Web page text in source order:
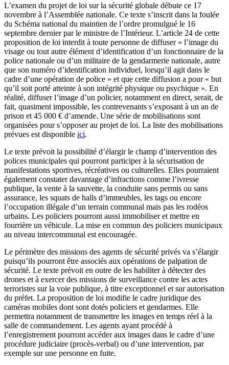
L’examen du projet de loi sur la sécurité globale débute ce 17
novembre à l’Assemblée nationale. Ce texte s’inscrit dans la foulée
du Schéma national du maintien de l’ordre promulgué le 16
septembre dernier par le ministre de l’Intérieur. L’article 24 de cette
proposition de loi interdit à toute personne de diffuser « l’image du
visage ou tout autre élément d’identification d’un fonctionnaire de la
police nationale ou d’un militaire de la gendarmerie nationale, autre
que son numéro d’identification individuel, lorsqu’il agit dans le
cadre d’une opération de police » et que cette diffusion a pour « but
qu’il soit porté atteinte à son intégrité physique ou psychique ». En
réalité, diffuser l’image d’un policier, notamment en direct, serait, de
fait, quasiment impossible, les contrevenants s’exposant à un an de
prison et 45 000 € d’amende. Une série de mobilisations sont
organisées pour s’opposer au projet de loi. La liste des mobilisations
prévues est disponible ici.
Le texte prévoit la possibilité d’élargir le champ d’intervention des
polices municipales qui pourront participer à la sécurisation de
manifestations sportives, récréatives ou culturelles. Elles pourraient
également constater davantage d’infractions comme l’ivresse
publique, la vente à la sauvette, la conduite sans permis ou sans
assurance, les squats de halls d’immeubles, les tags ou encore
l’occupation illégale d’un terrain communal mais pas les rodéos
urbains. Les policiers pourront aussi immobiliser et mettre en
fourrière un véhicule. La mise en commun des policiers municipaux
au niveau intercommunal est encouragée.
Le périmètre des missions des agents de sécurité privés va s’élargir
puisqu’ils pourront être associés aux opérations de palpation de
sécurité. Le texte prévoit en outre de les habiliter à détecter des
drones et à exercer des missions de surveillance contre les actes
terroristes sur la voie publique, à titre exceptionnel et sur autorisation
du préfet. La proposition de loi modifie le cadre juridique des
caméras mobiles dont sont dotés policiers et gendarmes. Elle
permettra notamment de transmettre les images en temps réel à la
salle de commandement. Les agents ayant procédé à
l’enregistrement pourront accéder aux images dans le cadre d’une
procédure judiciaire (procès-verbal) ou d’une intervention, par
exemple sur une personne en fuite.